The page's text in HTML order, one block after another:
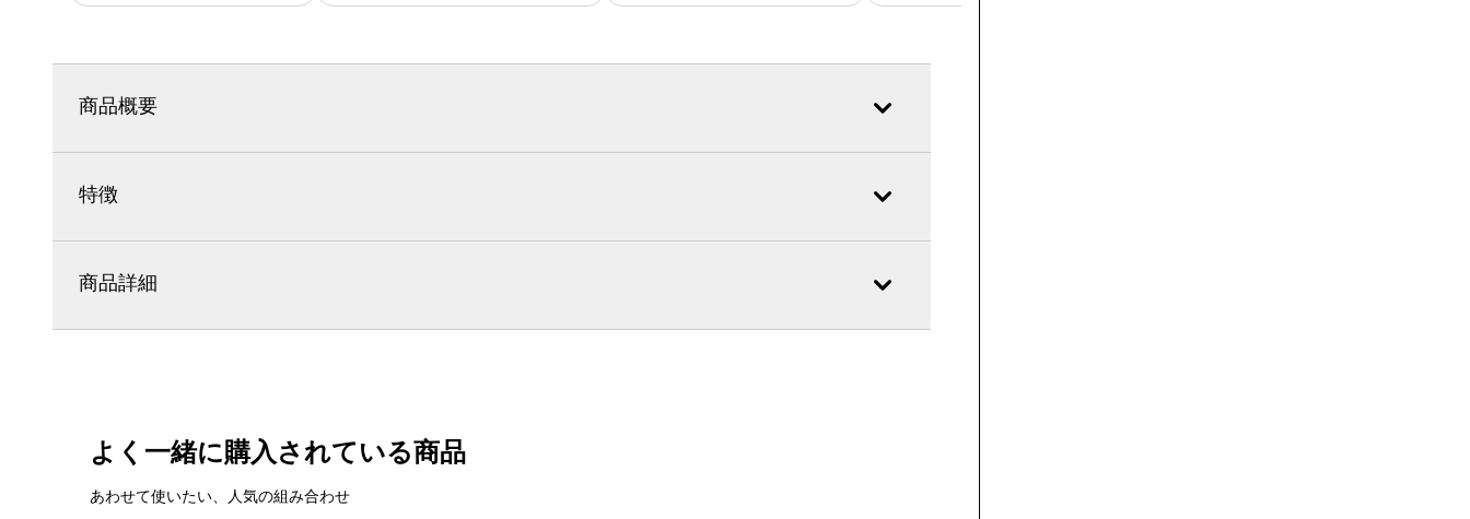
商品概要
特徴
商品詳細
よく一緒に購入されている商品
あわせて使いたい、人気の組み合わせ